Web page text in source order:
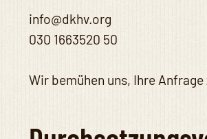
info@dkhv.org
030 1663520 50
Wir bemühen uns, Ihre